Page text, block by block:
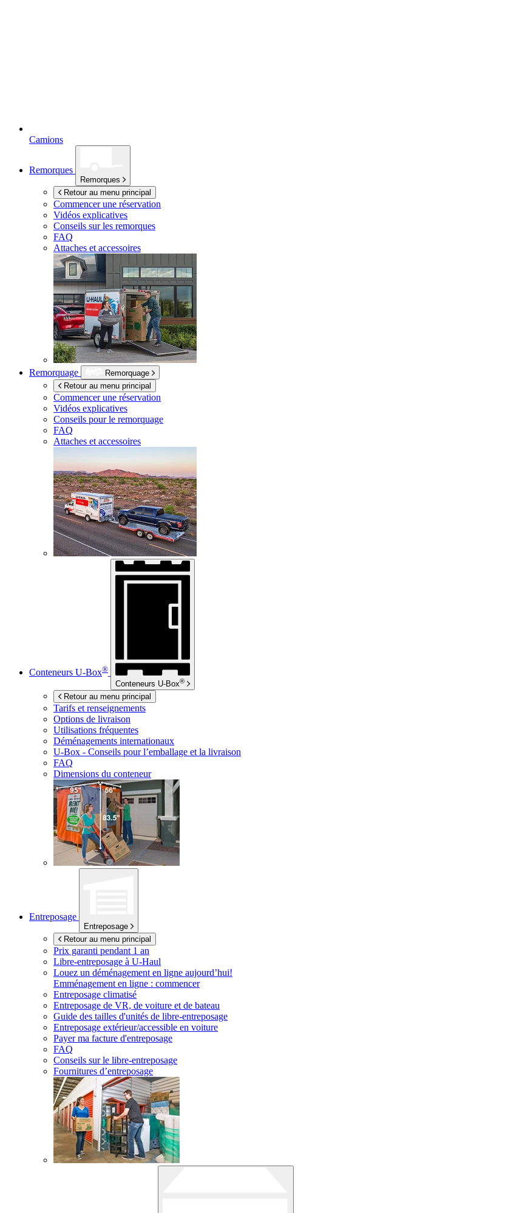
Camions
Remorques
Remorques
Retour au menu principal
Commencer une réservation
Vidéos explicatives
Conseils sur les remorques
FAQ
Attaches et accessoires
Remorquage
Remorquage
Retour au menu principal
Commencer une réservation
Vidéos explicatives
Conseils pour le remorquage
FAQ
Attaches et accessoires
Conteneurs U-Box®
Conteneurs U-Box®
Retour au menu principal
Tarifs et renseignements
Options de livraison
Utilisations fréquentes
Déménagements internationaux
U-Box - Conseils pour l’emballage et la livraison
FAQ
Dimensions du conteneur
Entreposage
Entreposage
Retour au menu principal
Prix garanti pendant 1 an
Libre-entreposage à U-Haul
Louez un déménagement en ligne aujourd’hui!
Emménagement en ligne : commencer
Entreposage climatisé
Entreposage de VR, de voiture et de bateau
Guide des tailles d'unités de libre-entreposage
Entreposage extérieur/accessible en voiture
Payer ma facture d'entreposage
FAQ
Conseils sur le libre-entreposage
Fournitures d’entreposage